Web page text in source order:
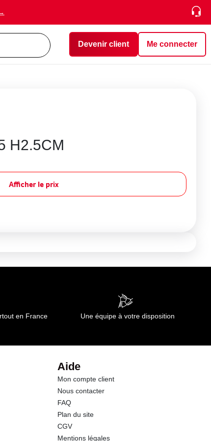
Devenir client Me connecter
H2.5CM
Afficher le prix
en France Une équipe à votre disposition
Aide
Mon compte client
Nous contacter
FAQ
Plan du site
CGV
Mentions légales